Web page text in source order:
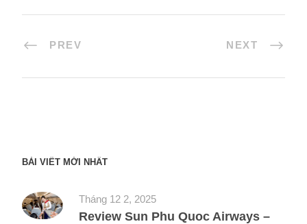
PREV NEXT
BÀI VIẾT MỚI NHẤT
Tháng 12 2, 2025
Review Sun Phu Quoc Airways –